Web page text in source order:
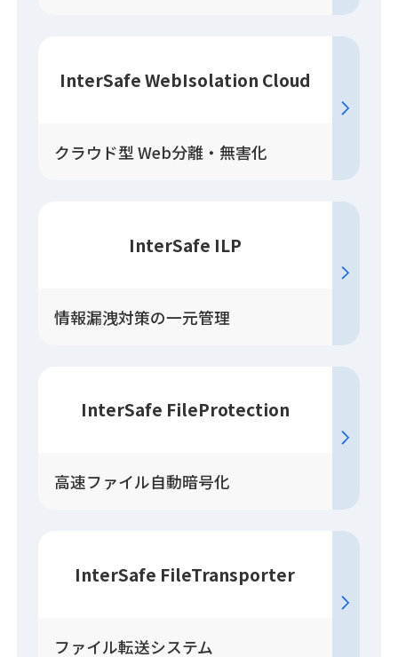
InterSafe WebIsolation Cloud
クラウド型 Web分離・無害化
InterSafe ILP
情報漏洩対策の一元管理
InterSafe FileProtection
高速ファイル自動暗号化
InterSafe FileTransporter
ファイル転送システム